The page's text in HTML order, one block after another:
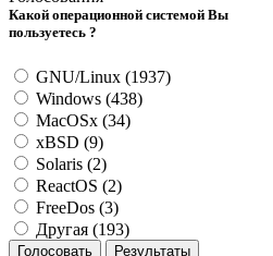
Какой операционной системой Вы
пользуетесь ?
GNU/Linux (1937)
Windows (438)
MacOSx (34)
xBSD (9)
Solaris (2)
ReactOS (2)
FreeDos (3)
Другая (193)